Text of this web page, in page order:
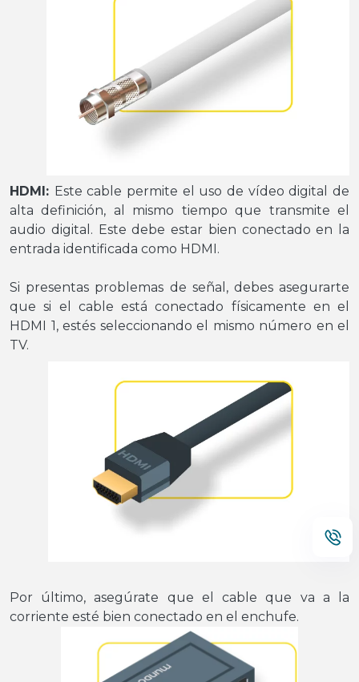
HDMI: Este cable permite el uso de vídeo digital de
alta definición, al mismo tiempo que transmite el
audio digital. Este debe estar bien conectado en la
entrada identificada como HDMI.
Si presentas problemas de señal, debes asegurarte
que si el cable está conectado físicamente en el
HDMI 1, estés seleccionando el mismo número en el
TV.
Por último, asegúrate que el cable que va a la
corriente esté bien conectado en el enchufe.